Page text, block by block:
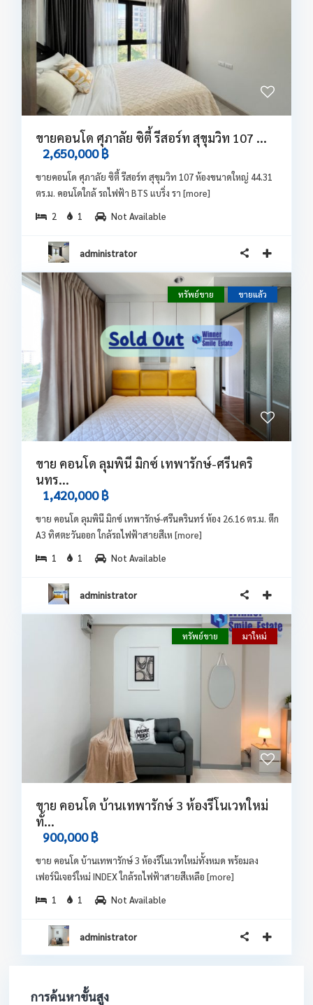
ขายคอนโด ศุภาลัย ซิตี้ รีสอร์ท สุขุมวิท 107 ...
2,650,000 ฿
ขายคอนโด ศุภาลัย ซิตี้ รีสอร์ท สุขุมวิท 107 ห้องขนาดใหญ่ 44.31
ตร.ม. คอนโดใกล้ รถไฟฟ้า BTS แบริ่ง รา [more]
2
1 Not Available
administrator
ทรัพย์ขาย ขายแล้ว
ขาย คอนโด ลุมพินี มิกซ์ เทพารักษ์-ศรีนคริ
นทร...
1,420,000 ฿
ขาย คอนโด ลุมพินี มิกซ์ เทพารักษ์-ศรีนครินทร์ ห้อง 26.16 ตร.ม. ตึก
A3 ทิศตะวันออก ใกล้รถไฟฟ้าสายสีเห [more]
1
1 Not Available
administrator
ทรัพย์ขาย มาใหม่
ขาย คอนโด บ้านเทพารักษ์ 3 ห้องรีโนเวทใหม่
ทั้...
900,000 ฿
ขาย คอนโด บ้านเทพารักษ์ 3 ห้องรีโนเวทใหม่ทั้งหมด พร้อมลง
เฟอร์นิเจอร์ใหม่ INDEX ใกล้รถไฟฟ้าสายสีเหลือ [more]
1
1 Not Available
administrator
การค้นหาขั้นสูง